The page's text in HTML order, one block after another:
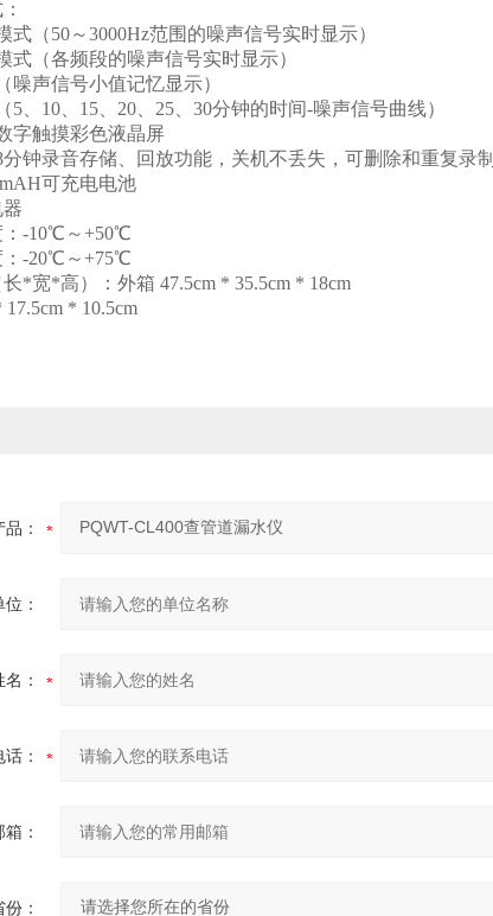
式（50～3000Hz范围的噪声信号实时显示）
式（各频段的噪声信号实时显示）
噪声信号小值记忆显示）
5、10、15、20、25、30分钟的时间-噪声信号曲线）
字触摸彩色液晶屏
钟录音存储、回放功能，关机不丢失，可删除和重复录制
可充电电池
：-10℃～+50℃
：-20℃～+75℃
*宽*高）：外箱 47.5cm * 35.5cm * 18cm
* 10.5cm
品：
：
：
：
：
份：